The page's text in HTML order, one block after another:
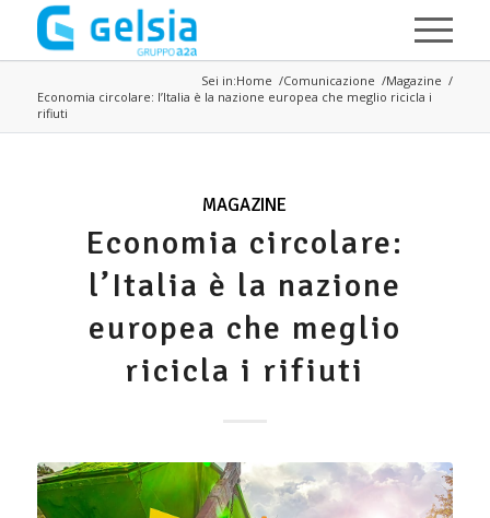
Salta al contenuto principale
Sei in:Home Comunicazione
Magazine
Economia circolare: l’Italia è la nazione europea che meglio ricicla i
rifiuti
MAGAZINE
Economia circolare:
l’Italia è la nazione
europea che meglio
ricicla i rifiuti
Immagine